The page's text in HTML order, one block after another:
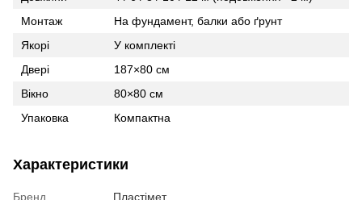
Монтаж
На фундамент, балки або ґрунт
Якорі
У комплекті
Двері
187×80 см
Вікно
80×80 см
Упаковка
Компактна
Характеристики
Бренд
Пластімет